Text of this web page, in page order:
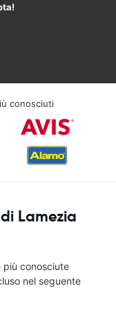
conosciuti
Lamezia
conosciute
nel seguente